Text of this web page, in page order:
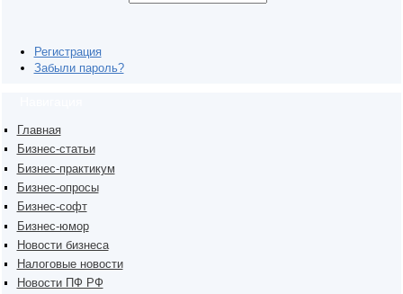
Регистрация
Забыли пароль?
Главная
Бизнес-статьи
Бизнес-практикум
Бизнес-опросы
Бизнес-софт
Бизнес-юмор
Новости бизнеса
Налоговые новости
Новости ПФ РФ